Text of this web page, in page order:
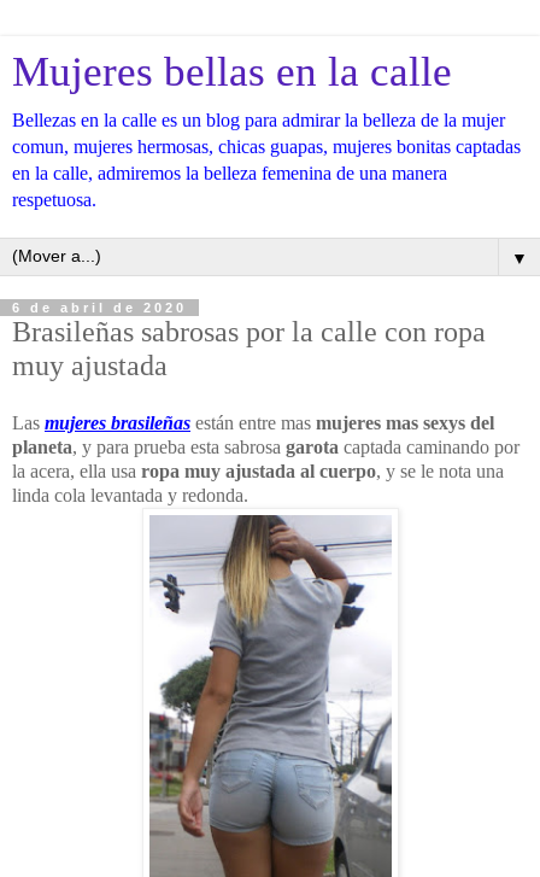
Mujeres bellas en la calle
Bellezas en la calle es un blog para admirar la belleza de la mujer
comun, mujeres hermosas, chicas guapas, mujeres bonitas captadas
en la calle, admiremos la belleza femenina de una manera
respetuosa.
▼
6 de abril de 2020
Brasileñas sabrosas por la calle con ropa
muy ajustada
Las mujeres brasileñas están entre mas mujeres mas sexys del
planeta, y para prueba esta sabrosa garota captada caminando por
la acera, ella usa ropa muy ajustada al cuerpo, y se le nota una
linda cola levantada y redonda.